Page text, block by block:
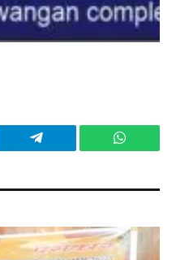
Telegram